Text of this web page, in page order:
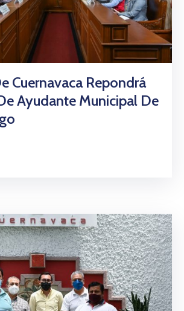
Cuernavaca Repondrá
Ayudante Municipal De